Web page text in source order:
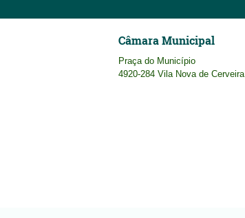
Câmara Municipal
Praça do Município
4920-284 Vila Nova de Cerveira